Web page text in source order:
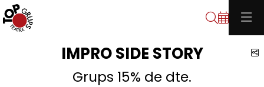
Cerca
IMPRO SIDE STORY
Grups 15% de dte.